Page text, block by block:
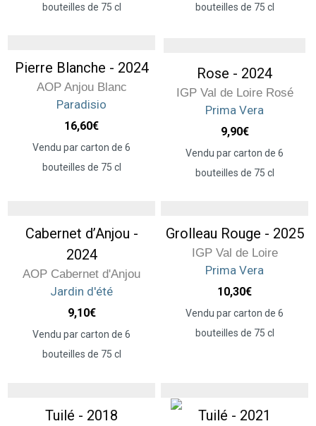
bouteilles de 75 cl
bouteilles de 75 cl
Pierre Blanche - 2024
AOP Anjou Blanc
Paradisio
16,60€
Vendu par carton de 6
bouteilles de 75 cl
Rose - 2024
IGP Val de Loire Rosé
Prima Vera
9,90€
Vendu par carton de 6
bouteilles de 75 cl
Cabernet d’Anjou -
2024
AOP Cabernet d'Anjou
Jardin d'été
9,10€
Vendu par carton de 6
bouteilles de 75 cl
Grolleau Rouge - 2025
IGP Val de Loire
Prima Vera
10,30€
Vendu par carton de 6
bouteilles de 75 cl
Tuilé - 2018 Tuilé - 2021